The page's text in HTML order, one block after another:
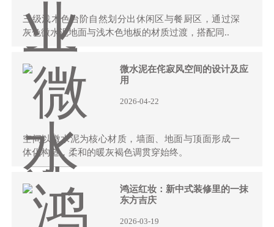
三级浅木色台阶自然划分出休闲区与餐厨区，通过深
灰色微水泥地面与浅木色地板的材质过渡，搭配同..
微水泥在侘寂风空间的设计及应
用
2026-04-22
空间以微水泥为核心材质，墙面、地面与顶面形成一
体化构造，柔和的暖灰褐色调贯穿始终。
鸿运红妆：新中式装修里的一抹
东方吉庆
2026-03-19